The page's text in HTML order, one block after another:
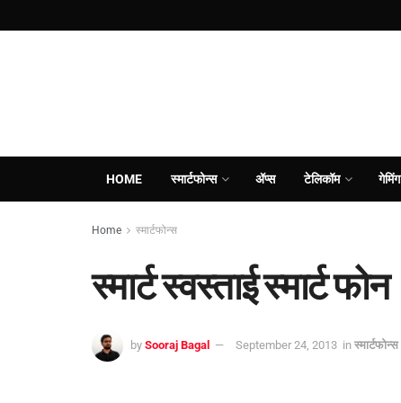
HOME स्मार्टफोन्स ॲप्स टेलिकॉम गेमिंग
Home स्मार्टफोन्स
स्मार्ट स्वस्ताई स्मार्ट फोन
by Sooraj Bagal September 24, 2013 in स्मार्टफोन्स